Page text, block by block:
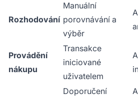
Rozhodování
Manuální
porovnávání a
výběr
Provádění
nákupu
Transakce
iniciované
uživatelem
Doporučení